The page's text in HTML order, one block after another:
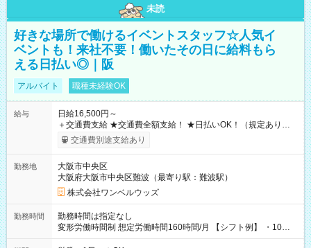
未読
好きな場所で働けるイベントスタッフ☆人気イ
ベントも！来社不要！働いたその日に給料もら
える日払い◎｜阪
アルバイト 職種未経験OK
給与
日給16,500円～
＋交通費支給 ★交通費全額支給！ ★日払いOK！（規定あり） ┗
働いたその日に現金GET♪ お仕事後はコンビニATMから 日払
交通費別途支給あり
勤務地
大阪市中央区
大阪府大阪市中央区難波（最寄り駅：難波駅）
株式会社ワンベルウッズ
勤務時間
勤務時間は指定なし
変形労働時間制 想定労働時間160時間/月 【シフト例】 ・10：
00～20：00